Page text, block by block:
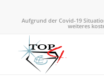
Aufgrund der Covid-19
weiteres